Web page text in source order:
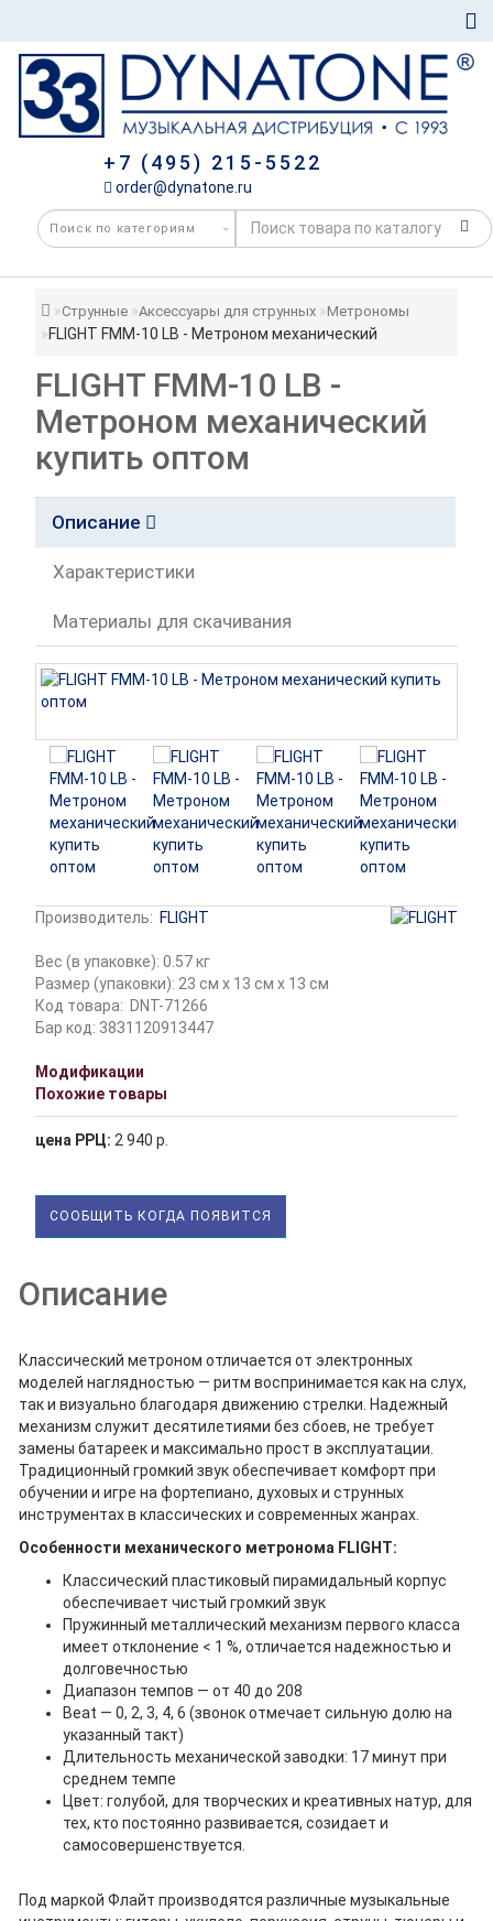
+7 (495) 215-5522
order@dynatone.ru
Струнные Аксессуары для струнных Метрономы
FLIGHT FMM-10 LB - Метроном механический
FLIGHT FMM-10 LB -
Метроном механический
купить оптом
Описание
Характеристики
Материалы для скачивания
Производитель: FLIGHT
Вес (в упаковке): 0.57 кг
Размер (упаковки): 23 см x 13 см x 13 см
Код товара: DNT-71266
Бар код: 3831120913447
Модификации
Похожие товары
цена РРЦ: 2 940 р.
СООБЩИТЬ КОГДА ПОЯВИТСЯ
Описание
Классический метроном отличается от электронных
моделей наглядностью — ритм воспринимается как на слух,
так и визуально благодаря движению стрелки. Надежный
механизм служит десятилетиями без сбоев, не требует
замены батареек и максимально прост в эксплуатации.
Традиционный громкий звук обеспечивает комфорт при
обучении и игре на фортепиано, духовых и струнных
инструментах в классических и современных жанрах.
Особенности механического метронома FLIGHT:
Классический пластиковый пирамидальный корпус
обеспечивает чистый громкий звук
Пружинный металлический механизм первого класса
имеет отклонение < 1 %, отличается надежностью и
долговечностью
Диапазон темпов — от 40 до 208
Beat — 0, 2, 3, 4, 6 (звонок отмечает сильную долю на
указанный такт)
Длительность механической заводки: 17 минут при
среднем темпе
Цвет: голубой, для творческих и креативных натур, для
тех, кто постоянно развивается, созидает и
самосовершенствуется.
Под маркой Флайт производятся различные музыкальные